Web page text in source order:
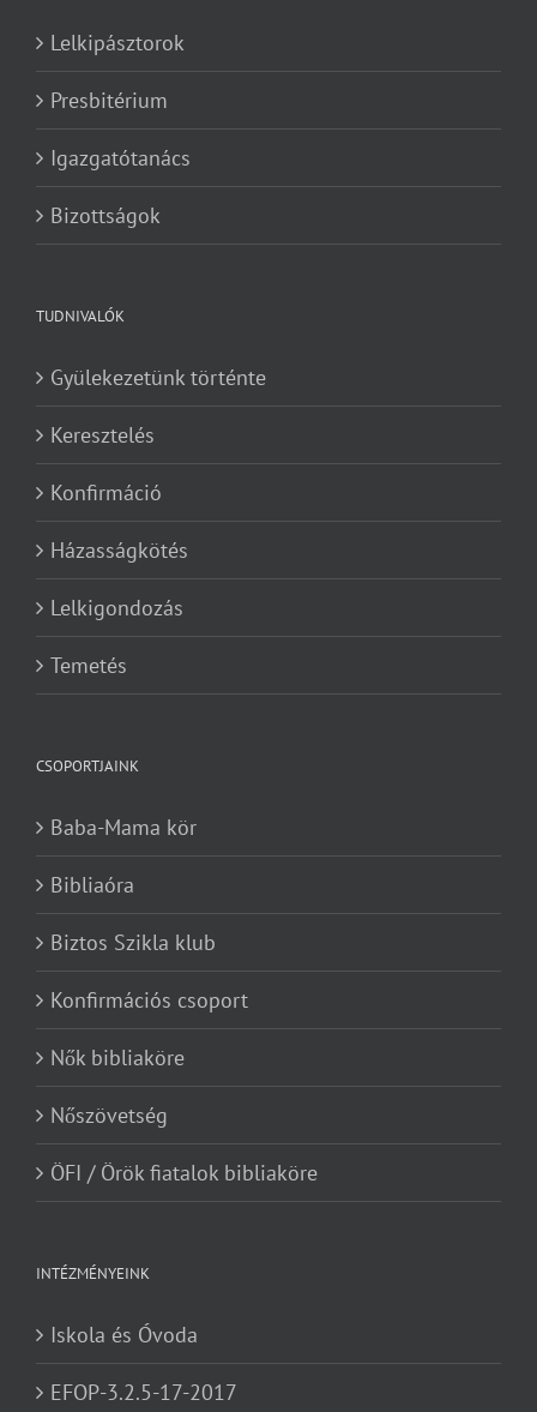
Lelkipásztorok
Presbitérium
Igazgatótanács
Bizottságok
TUDNIVALÓK
Gyülekezetünk történte
Keresztelés
Konfirmáció
Házasságkötés
Lelkigondozás
Temetés
CSOPORTJAINK
Baba-Mama kör
Bibliaóra
Biztos Szikla klub
Konfirmációs csoport
Nők bibliaköre
Nőszövetség
ÖFI / Örök fiatalok bibliaköre
INTÉZMÉNYEINK
Iskola és Óvoda
EFOP-3.2.5-17-2017